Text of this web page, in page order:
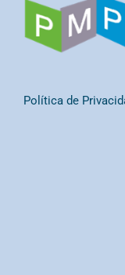
Política de